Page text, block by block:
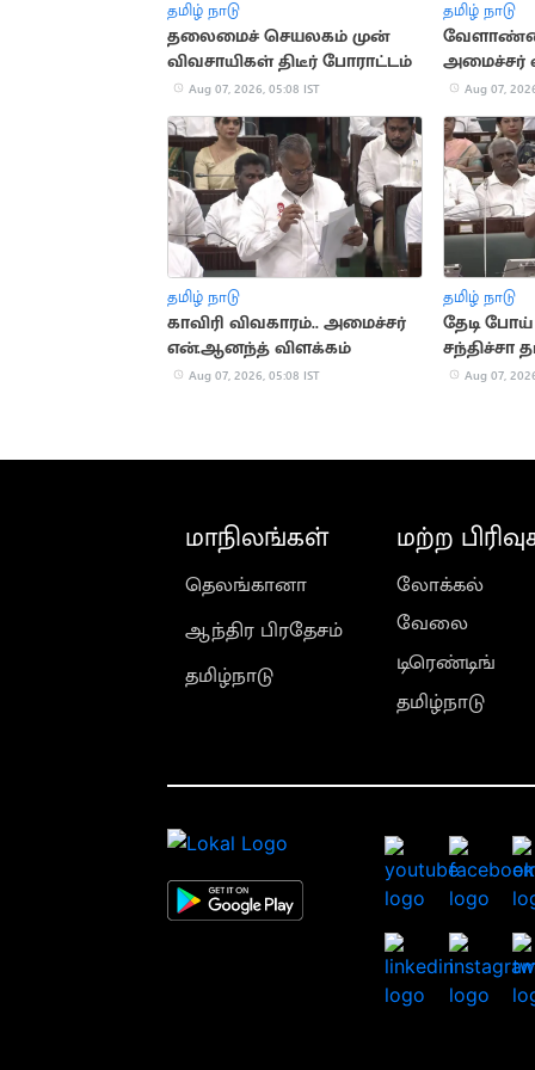
தமிழ் நாடு
தலைமைச் செயலகம் முன்
விவசாயிகள் திடீர் போராட்டம்
Aug 07, 2026, 05:08 IST
தமிழ் நாடு
அமைச்சர்
Aug 07,
தமிழ் நாடு
காவிரி விவகாரம்.. அமைச்சர்
என்.ஆனந்த் விளக்கம்
Aug 07, 2026, 05:08 IST
தமிழ் நாடு
தேடி
சந்திச்சா
அவமானம்
Aug 07,
மாநிலங்கள்
தெலங்கானா
ஆந்திர பிரதேசம்
தமிழ்நாடு
மற்ற
லோக்கல்
வேலை
டிரெண்டிங்
தமிழ்நாடு